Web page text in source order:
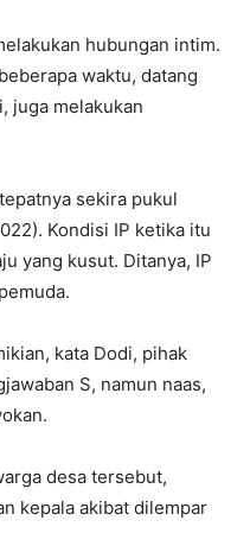
hubungan intim.
waktu, datang
juga melakukan
sekira pukul
Kondisi IP ketika itu
yang kusut. Ditanya, IP
kata Dodi, pihak
S, namun naas,
desa tersebut,
kepala akibat dilempar